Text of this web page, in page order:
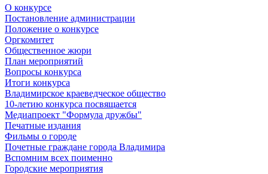
О конкурсе
Постановление администрации
Положение о конкурсе
Оргкомитет
Общественное жюри
План мероприятий
Вопросы конкурса
Итоги конкурса
Владимирское краеведческое общество
10-летию конкурса посвящается
Медиапроект "Формула дружбы"
Печатные издания
Фильмы о городе
Почетные граждане города Владимира
Вспомним всех поименно
Городские мероприятия